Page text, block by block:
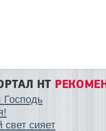
HT
Господь
сияет